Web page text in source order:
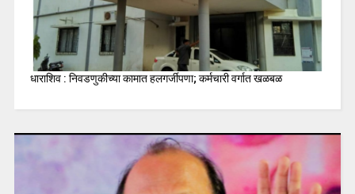
धाराशिव : निवडणुकीच्या कामात हलगर्जीपणा; कर्मचारी वर्गात खळबळ